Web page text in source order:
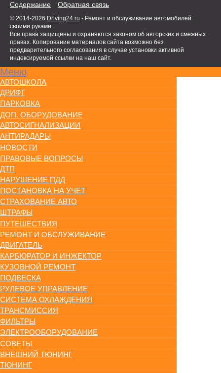
Содержание Обратная связь
© 2014-2026 Driving24.ru - Ремонт и обслуживание автомобилей
своими руками.
Все права защищены и охраняются законом об авторских и смежных
правах. Копирование материалов сайта возможно без
предварительного согласования в случае установки активной
индексируемой ссылки на наш сайт.
Меню
АВТОШКОЛА
ДРИФТ
ПАРКОВКА
ДОП. ОБОРУДОВАНИЕ
АВТОСИГНАЛИЗАЦИИ
АНТИРАДАРЫ
НОВОСТИ
ПРАВОВЫЕ ВОПРОСЫ
ДТП
НАРУШЕНИЕ ПДД
ПОСТАНОВКА НА УЧЕТ
СТРАХОВАНИЕ АВТО
ШТРАФЫ
ПУТЕШЕСТВИЯ
РЕМОНТ И ОБСЛУЖИВАНИЕ
ДВИГАТЕЛЬ
КАРБЮРАТОР И ИНЖЕКТОР
КУЗОВНОЙ РЕМОНТ
ПОДВЕСКА
РУЛЕВОЕ УПРАВЛЕНИЕ
СИСТЕМА ОХЛАЖДЕНИЯ
ТРАНСМИССИЯ
ФИЛЬТРЫ
ЭЛЕКТРООБОРУДОВАНИЕ
СОВЕТЫ
ВНЕШНИЙ ТЮНИНГ
ТЮНИНГ